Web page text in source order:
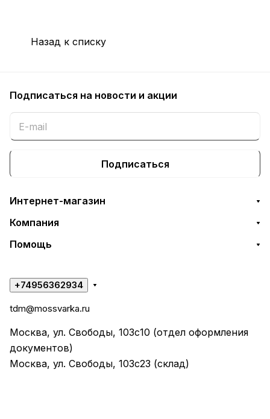
Назад к списку
Подписаться на новости и акции
Подписаться
Интернет-магазин
Компания
Помощь
+74956362934
tdm@mossvarka.ru
Москва, ул. Свободы, 103с10 (отдел оформления
документов)
Москва, ул. Свободы, 103с23 (склад)